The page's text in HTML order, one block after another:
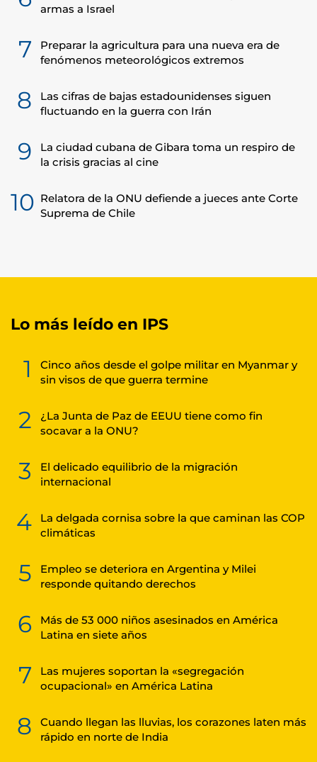
armas a Israel
7
Preparar la agricultura para una nueva era de
fenómenos meteorológicos extremos
8
Las cifras de bajas estadounidenses siguen
fluctuando en la guerra con Irán
9
La ciudad cubana de Gibara toma un respiro de
la crisis gracias al cine
10 Relatora de la ONU defiende a jueces ante Corte
Suprema de Chile
Lo más leído en IPS
1
Cinco años desde el golpe militar en Myanmar y
sin visos de que guerra termine
2
¿La Junta de Paz de EEUU tiene como fin
socavar a la ONU?
3
El delicado equilibrio de la migración
internacional
4
La delgada cornisa sobre la que caminan las COP
climáticas
5
Empleo se deteriora en Argentina y Milei
responde quitando derechos
6
Más de 53 000 niños asesinados en América
Latina en siete años
7
Las mujeres soportan la «segregación
ocupacional» en América Latina
8
Cuando llegan las lluvias, los corazones laten más
rápido en norte de India